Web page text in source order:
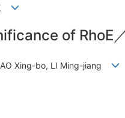
of RhoE
Xing-bo, LI Ming-jiang